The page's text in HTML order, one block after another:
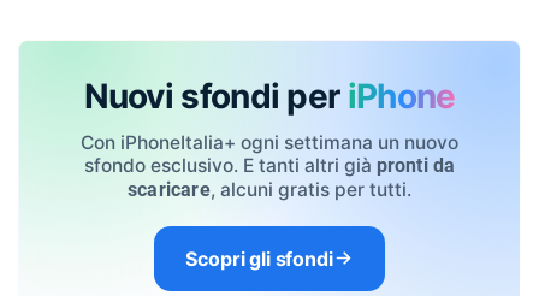
Nuovi sfondi per iPhone
Con iPhoneItalia+ ogni settimana un nuovo
sfondo esclusivo. E tanti altri già pronti da
scaricare, alcuni gratis per tutti.
Scopri gli sfondi